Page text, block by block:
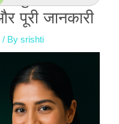
पूरी जानकारी
/ Bysrishti